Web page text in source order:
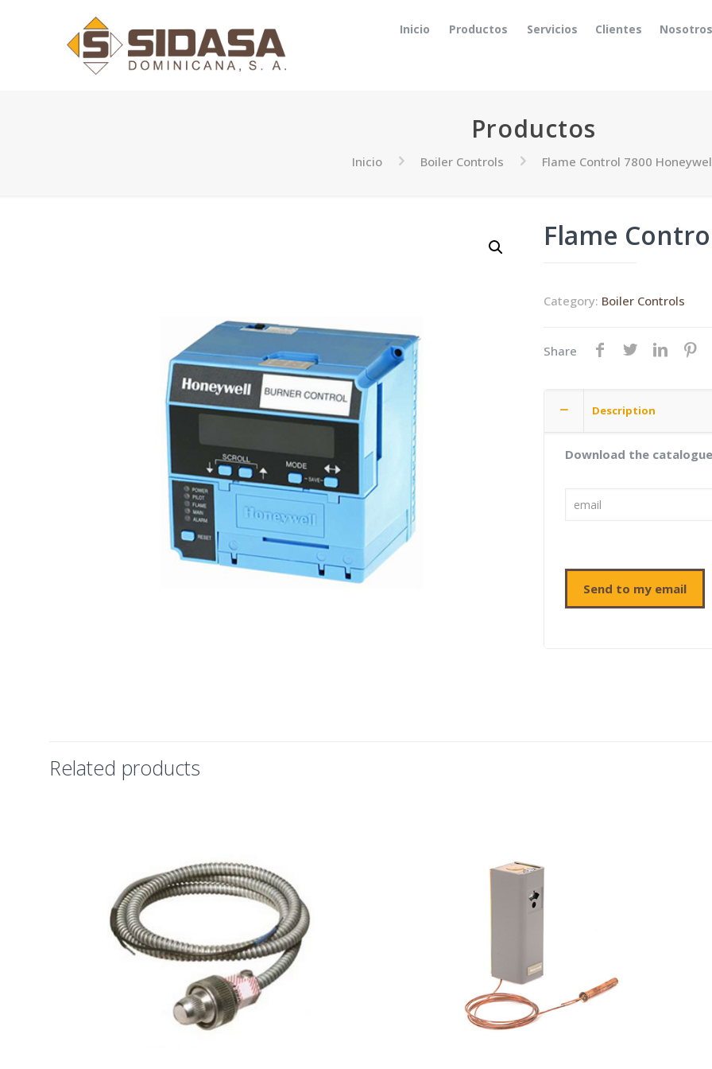
Inicio Productos Servicios Clientes Nosotros
Productos
Inicio Boiler Controls Flame Control 7800
Flame
Category: Boiler Controls
Share
Description
Download the catalogue
Related products